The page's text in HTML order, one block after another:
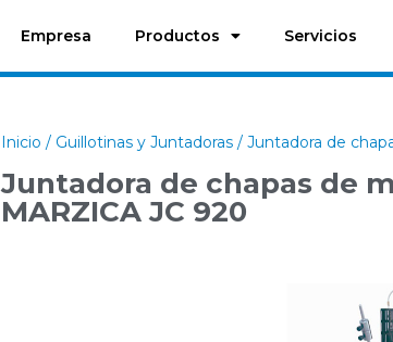
Empresa Productos Servicios
Inicio / Guillotinas y Juntadoras / Juntadora de
Juntadora de chapas de
MARZICA JC 920